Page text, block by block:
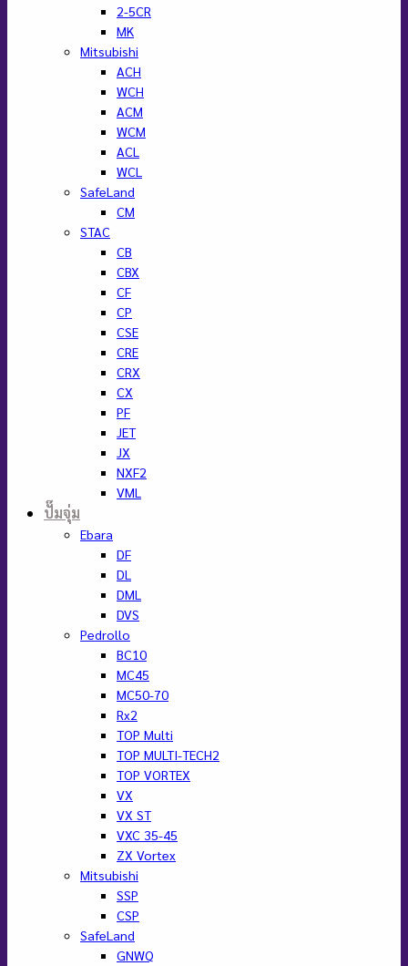
2-5CR
MK
Mitsubishi
ACH
WCH
ACM
WCM
ACL
WCL
SafeLand
CM
STAC
CB
CBX
CF
CP
CSE
CRE
CRX
CX
PF
JET
JX
NXF2
VML
ปั๊มจุ่ม
Ebara
DF
DL
DML
DVS
Pedrollo
BC10
MC45
MC50-70
Rx2
TOP Multi
TOP MULTI-TECH2
TOP VORTEX
VX
VX ST
VXC 35-45
ZX Vortex
Mitsubishi
SSP
CSP
SafeLand
GNWQ